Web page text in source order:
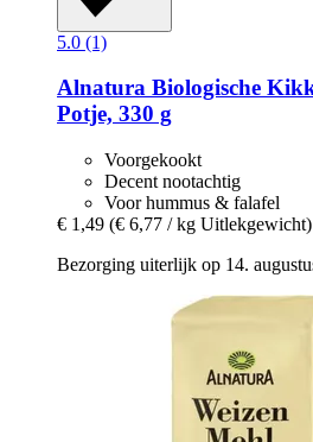
5.0 (1)
Alnatura Biologische
Potje, 330 g
Voorgekookt
Decent nootachtig
Voor hummus & falafel
€ 1,49 (€ 6,77 / kg Uitlekgewicht)
Bezorging uiterlijk op 14.